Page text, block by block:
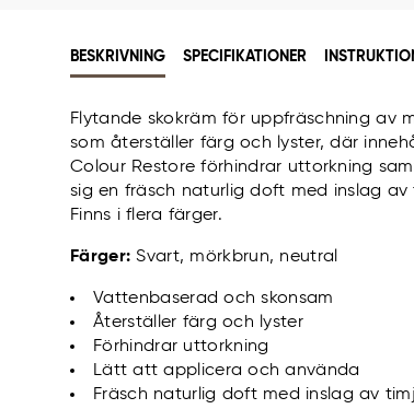
BESKRIVNING SPECIFIKATIONER
Flytande skokräm för uppfräschning av
som återställer färg och lyster, där
Colour Restore förhindrar uttorkning
sig en fräsch naturlig doft med inslag
Finns i flera färger.
Färger: Svart, mörkbrun, neutral
Vattenbaserad och skonsam
Återställer färg och lyster
Förhindrar uttorkning
Lätt att applicera och använda
Fräsch naturlig doft med inslag av